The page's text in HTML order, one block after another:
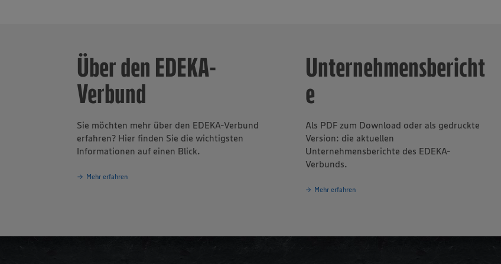
Über den EDEKA-
Verbund
Sie möchten mehr über den EDEKA-Verbund
erfahren? Hier finden Sie die wichtigsten
Informationen auf einen Blick.
Mehr erfahren
Unternehmensbericht
e
Als PDF zum Download oder als gedruckte
Version: die aktuellen
Unternehmensberichte des EDEKA-
Verbunds.
Mehr erfahren